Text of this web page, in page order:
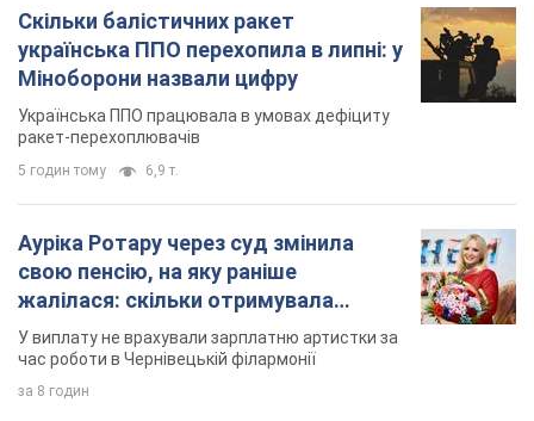
Скільки балістичних ракет
українська ППО перехопила в липні: у
Міноборони назвали цифру
Українська ППО працювала в умовах дефіциту
ракет-перехоплювачів
5 годин тому 6,9 т.
Ауріка Ротару через суд змінила
свою пенсію, на яку раніше
жалілася: скільки отримувала
співачка
У виплату не врахували зарплатню артистки за
час роботи в Чернівецькій філармонії
за 8 годин